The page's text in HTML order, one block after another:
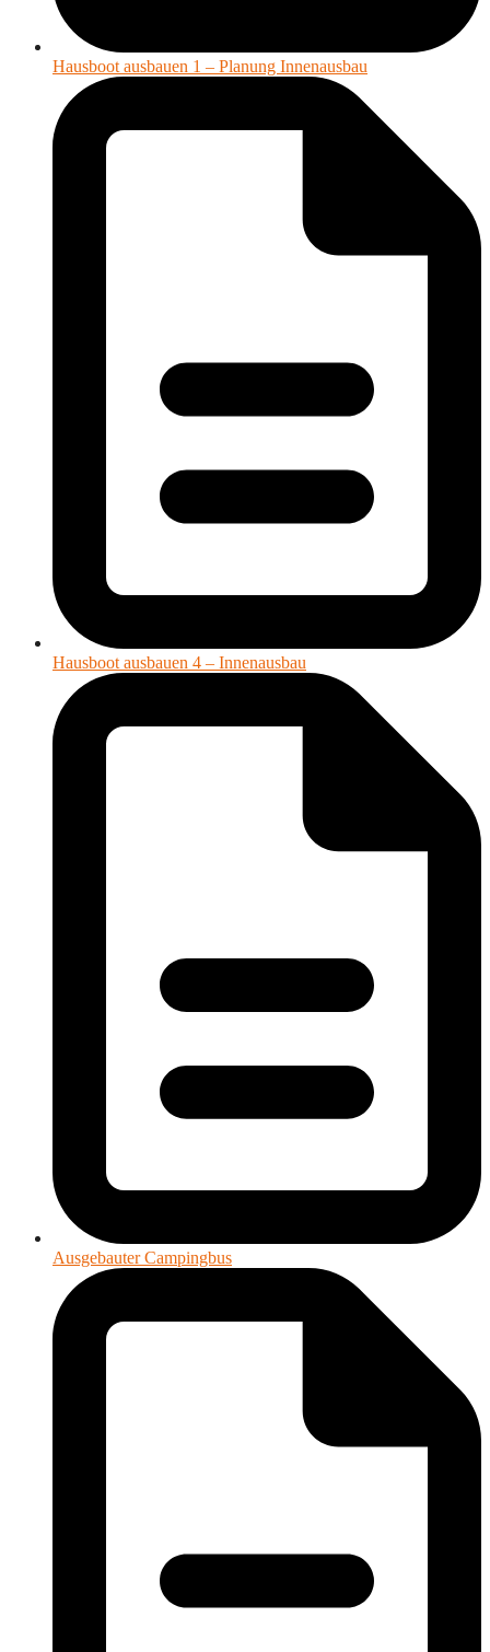
Hausboot ausbauen 1 – Planung Innenausbau
Hausboot ausbauen 4 – Innenausbau
Ausgebauter Campingbus